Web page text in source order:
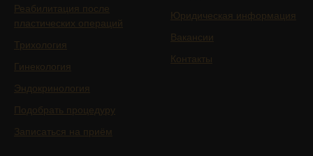
Реабилитация после
пластических операций
Трихология
Гинекология
Эндокринология
Подобрать процедуру
Записаться на приём
Юридическая информация
Вакансии
Контакты